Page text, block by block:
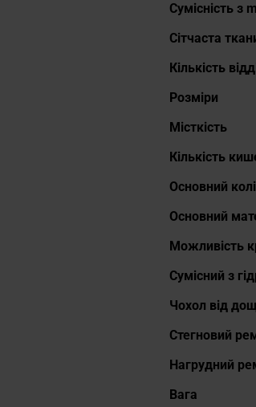
Сумісність з
Сітчаста
Кількість
Розміри
Місткість
Кількість
Основний
Основний
Можливість
Сумісний з
Чохол від
Стегновий
Нагрудний
Вага